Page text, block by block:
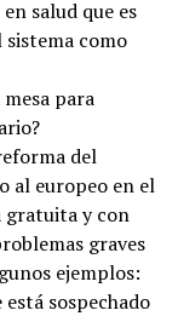
salud que es
sistema como
para
del
al europeo en el
gratuita y con
graves
ejemplos:
sospechado